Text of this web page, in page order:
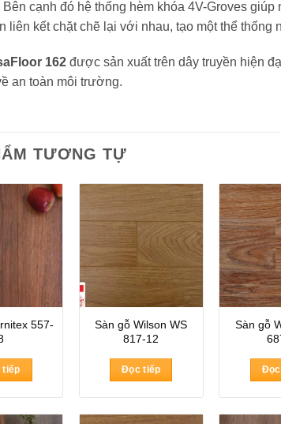
Bên cạnh đó hệ thống hèm khóa 4V-Groves
liên kết chặt chẽ lại với nhau, tạo một thể thống
162 được sản xuất trên dây truyền hiện
an toàn môi trường.
TƯƠNG TỰ
557-
tiếp
Sàn gỗ Wilson WS
817-12
Đọc tiếp
Sàn gỗ